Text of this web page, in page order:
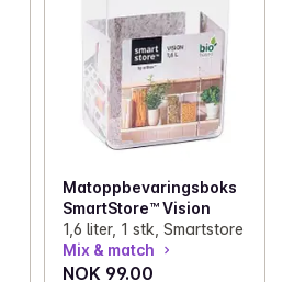
Matoppbevaringsboks
SmartStore™ Vision
1,6 liter, 1 stk, Smartstore
Mix & match
NOK 99.00